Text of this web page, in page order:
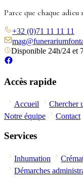
Parce que chaque
+32 (0)71 11 11 11
Disponible 24h/24 et
Accès rapide
Accueil Chercher
Notre équipe
Contact
Services
Inhumation
Démarches